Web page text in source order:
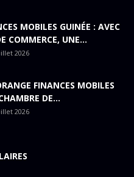
MOBILES GUINÉE : AVEC
COMMERCE, UNE...
2026
FINANCES MOBILES
DE...
2026